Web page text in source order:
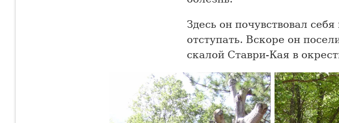
Здесь он почувствовал
отступать. Вскоре он
скалой Ставри-Кая в